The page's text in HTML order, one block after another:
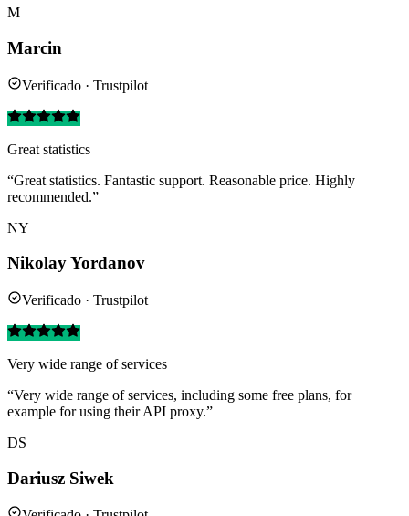
M
Marcin
Verificado · Trustpilot
Great statistics
“Great statistics. Fantastic support. Reasonable price. Highly
recommended.”
NY
Nikolay Yordanov
Verificado · Trustpilot
Very wide range of services
“Very wide range of services, including some free plans, for
example for using their API proxy.”
DS
Dariusz Siwek